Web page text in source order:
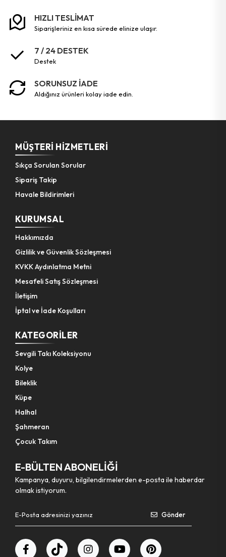
HIZLI TESLİMAT
siparişleriniz en kısa sürede elinize ulaşır.
7 / 24 DESTEK
destek
SORUNSUZ İADE
aldığınız ürünleri kolay iade edin.
MÜŞTERI HIZMETLERI
Sıkça Sorulan Sorular
Sipariş Takip
Havale Bildirimleri
KURUMSAL
Hakkımızda
Gizlilik ve Güvenlik Sözleşmesi
KVKK Aydınlatma Metni
Mesafeli Satış Sözleşmesi
İletişim
İptal ve İade Koşulları
KATEGORILER
Sevgili Takı Koleksiyonu
Kolye
Bileklik
Küpe
Halhal
Şahmeran
Çocuk Takım
E-BÜLTEN ABONELİĞİ
Kampanya, duyuru, bilgilendirmelerden e-posta ile haberdar
olmak istiyorum.
Gönder